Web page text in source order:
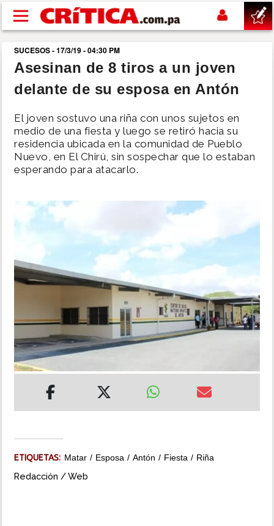
Pasar al contenido principal
buscar
SUCESOS
NACIONAL
POLÍTICA
MUNDO
IMPRESO
SUCESOS - 17/3/19 - 04:30 PM
Asesinan de 8 tiros a un joven
delante de su esposa en Antón
El joven sostuvo una riña con unos sujetos en
medio de una fiesta y luego se retiró hacia su
residencia ubicada en la comunidad de Pueblo
Nuevo, en El Chirú, sin sospechar que lo estaban
esperando para atacarlo.
ETIQUETAS: Matar Esposa Antón Fiesta Riña
Redacción / Web